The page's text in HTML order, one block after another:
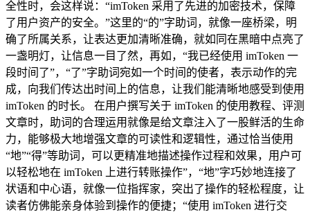
全性时，会这样说：“imToken 采用了先进的加密技术，保障
了用户资产的安全。”这里的“的”字助词，就像一座桥梁，明
确了所属关系，让表达更加清晰准确，就如同在黑暗中点亮了
一盏明灯，让信息一目了然，再如，“我已经使用 imToken 一
段时间了”，“了”字助词宛如一个时间的使者，表示动作的完
成，向我们传达出时间上的信息，让我们能清晰地感受到使用
imToken 的时长。 在用户撰写关于 imToken 的使用教程、评测
文章时，助词的合理运用就像是给文章注入了一股鲜活的生命
力，能够极大地增强文章的可读性和逻辑性，通过恰当使用
“地”“得”等助词，可以更精准地描述操作过程和效果，用户可
以轻松地在 imToken 上进行转账操作”，“地”字巧妙地连接了
状语和中心语，就像一位指挥家，突出了操作的轻松程度，让
读者仿佛能亲身体验到操作的便捷；“使用 imToken 进行交